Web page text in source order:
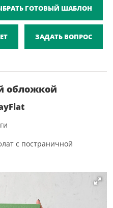
ГОТОВЫЙ ШАБЛОН
ЗАДАТЬ ВОПРОС
обложкой
с постраничной